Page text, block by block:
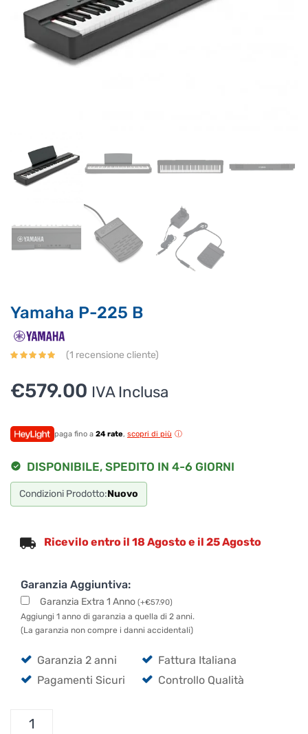
Yamaha P-225 B
(1 recensione cliente)
€579.00 IVA Inclusa
paga fino a 24 rate, scopri di più
DISPONIBILE, SPEDITO IN 4-6 GIORNI
Condizioni Prodotto:Nuovo
Ricevilo entro il 18 Agosto e il 25 Agosto
Garanzia Aggiuntiva:
Garanzia Extra 1 Anno (+€57.90)
Aggiungi 1 anno di garanzia a quella di 2 anni.
(La garanzia non compre i danni accidentali)
Garanzia 2 anni
Fattura Italiana
Pagamenti Sicuri
Controllo Qualità
Yamaha
Supporto clienti RF Assist
Ciao, Come posso aiutarti?
Puoi chiedermi informazioni generali o specifiche su certi
prodotti.
Per ottenere dettagli su un determinato prodotto
assicurati di indicarne il nome completo